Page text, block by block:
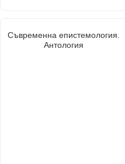
Съвременна епистемология.
Антология